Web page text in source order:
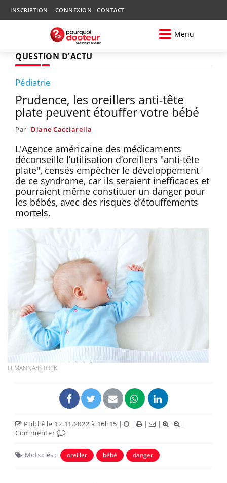
INSCRIPTION CONNEXION CONTACT
Menu
QUESTION D'ACTU
Pédiatrie
Prudence, les oreillers anti-tête
plate peuvent étouffer votre bébé
Par Diane Cacciarella
L'Agence américaine des médicaments
déconseille l’utilisation d’oreillers "anti-tête
plate", censés empêcher le développement
de ce syndrome, car ils seraient inefficaces et
pourraient même constituer un danger pour
les bébés, avec des risques d’étouffements
mortels.
LEMANNA/ISTOCK
Publié le 12.11.2022 à 16h15 | | | |
|
Commenter
Mots clés : oreiller bébé danger